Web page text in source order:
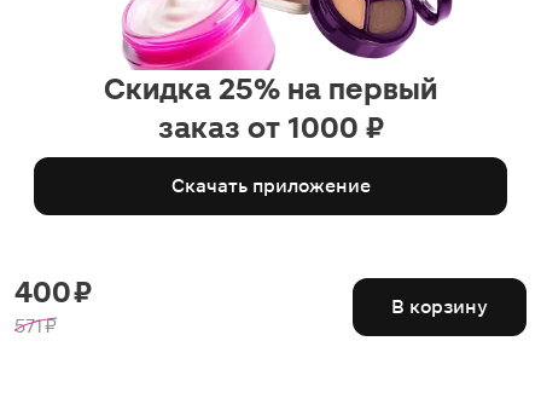
Скидка 25% на первый
заказ от 1000 ₽
Скачать приложение
400 ₽
571 ₽
В корзину